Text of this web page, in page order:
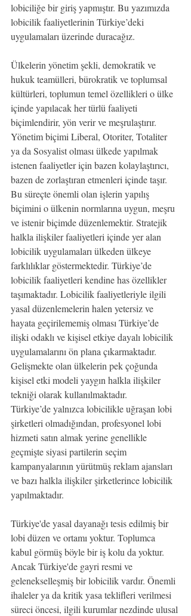
lobiciliğe bir giriş yapmıştır. Bu yazımızda
lobicilik faaliyetlerinin Türkiye’deki
uygulamaları üzerinde duracağız.
Ülkelerin yönetim şekli, demokratik ve
hukuk teamülleri, bürokratik ve toplumsal
kültürleri, toplumun temel özellikleri o ülke
içinde yapılacak her türlü faaliyeti
biçimlendirir, yön verir ve meşrulaştırır.
Yönetim biçimi Liberal, Otoriter, Totaliter
ya da Sosyalist olması ülkede yapılmak
istenen faaliyetler için bazen kolaylaştırıcı,
bazen de zorlaştıran etmenleri içinde taşır.
Bu süreçte önemli olan işlerin yapılış
biçimini o ülkenin normlarına uygun, meşru
ve istenir biçimde düzenlemektir. Stratejik
halkla ilişkiler faaliyetleri içinde yer alan
lobicilik uygulamaları ülkeden ülkeye
farklılıklar göstermektedir. Türkiye’de
lobicilik faaliyetleri kendine has özellikler
taşımaktadır. Lobicilik faaliyetleriyle ilgili
yasal düzenlemelerin halen yetersiz ve
hayata geçirilememiş olması Türkiye’de
ilişki odaklı ve kişisel etkiye dayalı lobicilik
uygulamalarını ön plana çıkarmaktadır.
Gelişmekte olan ülkelerin pek çoğunda
kişisel etki modeli yaygın halkla ilişkiler
tekniği olarak kullanılmaktadır.
Türkiye’de yalnızca lobicilikle uğraşan lobi
şirketleri olmadığından, profesyonel lobi
hizmeti satın almak yerine genellikle
geçmişte siyasi partilerin seçim
kampanyalarının yürütmüş reklam ajansları
ve bazı halkla ilişkiler şirketlerince lobicilik
yapılmaktadır.
Türkiye'de yasal dayanağı tesis edilmiş bir
lobi düzen ve ortamı yoktur. Toplumca
kabul görmüş böyle bir iş kolu da yoktur.
Ancak Türkiye'de gayri resmi ve
gelenekselleşmiş bir lobicilik vardır. Önemli
ihaleler ya da kritik yasa teklifleri verilmesi
süreci öncesi, ilgili kurumlar nezdinde ulusal